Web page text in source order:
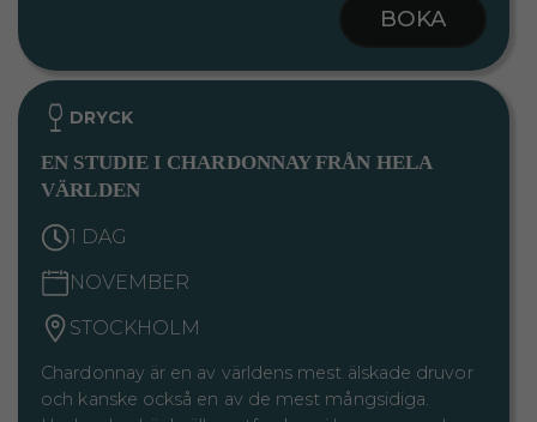
BOKA
DRYCK
EN STUDIE I CHARDONNAY FRÅN HELA
VÄRLDEN
1 DAG
NOVEMBER
STOCKHOLM
Chardonnay är en av världens mest älskade druvor
och kanske också en av de mest mångsidiga.